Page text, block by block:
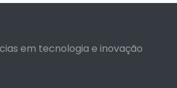
em tecnologia e inovação